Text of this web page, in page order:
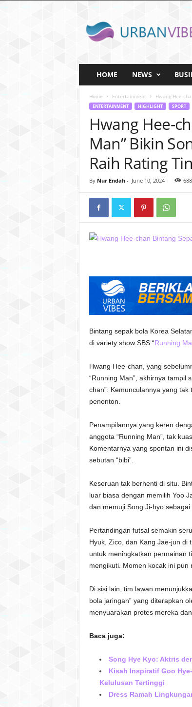
HOME NEWS
Home Entertainment Hwang Hee-
ENTERTAINMENT HIGHLIGHT SPORT
Hwang Hee-
Man” Bikin
Raih Rating
By Nur Endah- June 10, 2024 688
Bintang sepak bola Korea
di variety show SBS “Running
Hwang Hee-chan, yang
“Running Man”, akhirnya tampil
chan”. Kemunculannya yang
penonton.
Penampilannya yang keren
anggota “Running Man”, tak
Komentarnya yang spontan ini
sebutan “bibi”.
Keseruan tak berhenti di situ.
luar biasa dengan memilih Yoo
dan memuji Song Ji-hyo
Pertandingan futsal semakin
Hyuk, Zico, dan Kang Jae-jun di
untuk meningkatkan permainan
mengikuti. Momen kocak ini pun
Di sisi lain, tim lawan
bola jaringan” yang diterapkan
menyuarakan protes mereka
Baca juga:
Song Hye Kyo: Aktris
Kisah Inspiratif Goo
Kelulusan Tertinggi
Dress Ramah